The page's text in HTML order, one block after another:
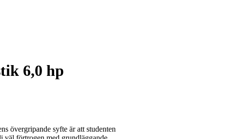
6,0 hp
övergripande syfte är att studenten